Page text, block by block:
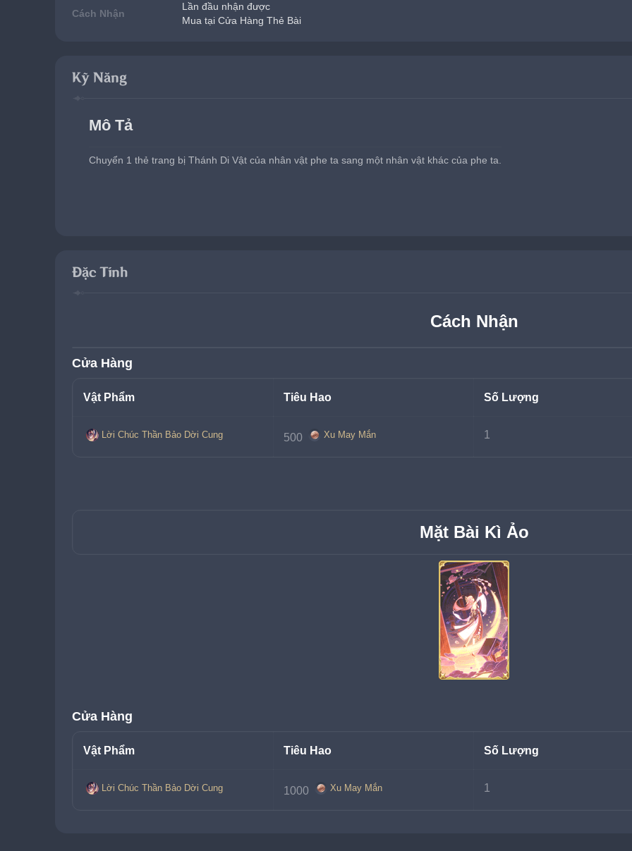
Cách Nhận
Lần đầu nhận được
Mua tại Cửa Hàng Thẻ Bài
Kỹ Năng
Mô Tả
Chuyển 1 thẻ trang bị Thánh Di Vật của nhân vật phe ta sang một nhân vật khác của phe ta.
Đặc Tính
Cách Nhận
Cửa Hàng
Vật Phẩm Tiêu Hao Số Lượng
Lời Chúc Thần Bảo Dời Cung 500 Xu May Mắn 1
Mặt Bài Kì Ảo
Cửa Hàng
Vật Phẩm Tiêu Hao Số Lượng
Lời Chúc Thần Bảo Dời Cung 1000 Xu May Mắn 1